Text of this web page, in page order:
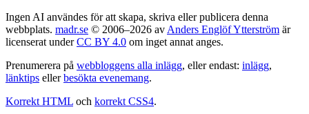
Ingen AI användes för att skapa, skriva eller publicera denna
webbplats. madr.se © 2006–2026 av Anders Englöf Ytterström är
licenserat underCC BY 4.0 om inget annat anges.
Prenumerera på webbloggens alla inlägg, eller endast: inlägg,
länktips ellerbesökta evenemang.
Korrekt HTML och korrekt CSS4.